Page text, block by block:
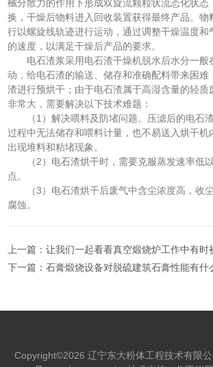
械分散力的作用下形成双旋流颗粒状流态化状态
换，干燥后物料进入回收装置获得最终产品。物
行以螺旋线轨迹进行运动，通过调整干燥温度和
的速度，以满足干燥后产品的要求。
电石渣浆采用电石渣干燥机脱水后水分一般
动，给电石渣的输送、储存和准确配料带来困难
渣进行预烘干；由于电石渣属于高湿含量的轻质
非常大，需要解决以下技术难题：
（1）解决喂料及防堵问题。压滤后的电石
过程中无法储存和喂料计量，也不易送入烘干机
出现堆料和粘堵现象。
（2）电石渣烘干时，需要克服蒸发速率低
点。
（3）电石渣烘干后废气中含尘浓度高，收
腐蚀。
上一篇：让我们一起看看真空煅烧炉工作中有时
下一篇：石膏煅烧设备对脱硫建筑石膏性能有什
Copyright©2026 辽宁东大粉体工程技术有限